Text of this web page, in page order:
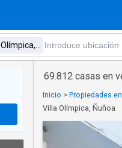
69.812 casas en
Inicio > Propiedades
Villa Olímpica, Ñuñoa